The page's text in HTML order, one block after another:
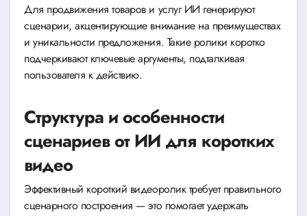
Для продвижения товаров и услуг ИИ генерируют
сценарии, акцентирующие внимание на преимуществах
и уникальности предложения. Такие ролики коротко
подчеркивают ключевые аргументы, подталкивая
пользователя к действию.
Структура и особенности
сценариев от ИИ для коротких
видео
Эффективный короткий видеоролик требует правильного
сценарного построения — это помогает удержать